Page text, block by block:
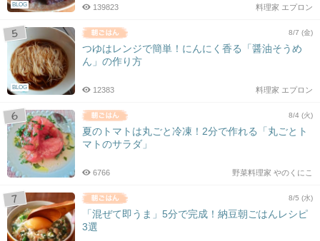
BLOG 料理家 エプロン
139823
BLOG
8/7 (金)
つゆはレンジで簡単！にんにく香る「醤油そうめ
ん」の作り方
料理家 エプロン
12383
8/4 (火)
夏のトマトは丸ごと冷凍！2分で作れる「丸ごとト
マトのサラダ」
野菜料理家 やのくにこ
6766
8/5 (水)
「混ぜて即うま」5分で完成！納豆朝ごはんレシピ
3選